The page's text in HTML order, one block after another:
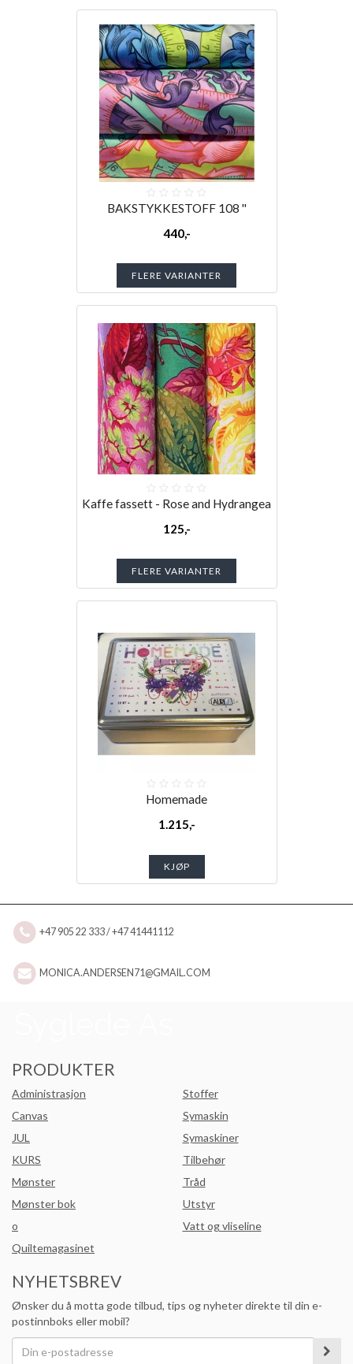
BAKSTYKKESTOFF 108 ''
440,-
FLERE VARIANTER
Kaffe fassett - Rose and Hydrangea
125,-
FLERE VARIANTER
Homemade
1.215,-
KJØP
+47 905 22 333 / +47 41441112
MONICA.ANDERSEN71@GMAIL.COM
PRODUKTER
Administrasjon
Canvas
JUL
KURS
Mønster
Mønster bok
o
Quiltemagasinet
Stoffer
Symaskin
Symaskiner
Tilbehør
Tråd
Utstyr
Vatt og vliseline
NYHETSBREV
Ønsker du å motta gode tilbud, tips og nyheter direkte til din e-
postinnboks eller mobil?